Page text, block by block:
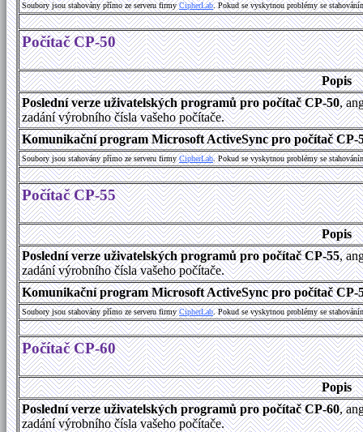
Soubory jsou stahovány přímo ze serveru firmyCipherLab. Pokud se vyskytnou problémy se
Počítač CP-50
Popis
Poslední verze uživatelských programů pro počítač CP-50,
zadání výrobního čísla vašeho počítače.
Komunikační program Microsoft ActiveSync pro počítač CP-
Soubory jsou stahovány přímo ze serveru firmyCipherLab. Pokud se vyskytnou problémy se
Počítač CP-55
Popis
Poslední verze uživatelských programů pro počítač CP-55,
zadání výrobního čísla vašeho počítače.
Komunikační program Microsoft ActiveSync pro počítač CP-
Soubory jsou stahovány přímo ze serveru firmyCipherLab. Pokud se vyskytnou problémy se
Počítač CP-60
Popis
Poslední verze uživatelských programů pro počítač CP-60,
zadání výrobního čísla vašeho počítače.